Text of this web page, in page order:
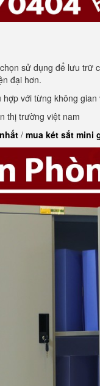
sử dụng để lưu trữ
đại hơn.
với từng không
thị trường việt nam
/ mua két sắt mini